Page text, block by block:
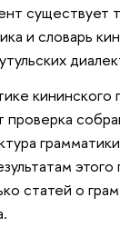
существует
и словарь
кининского
статей о